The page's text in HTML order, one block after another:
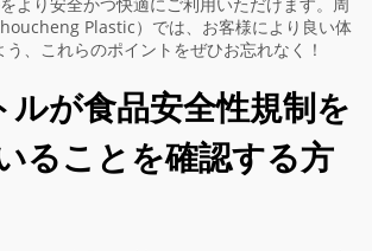
Plastic）では、お客様により良い体
、これらのポイントをぜひお忘れなく！
ルが食品安全性規制を
ることを確認する方